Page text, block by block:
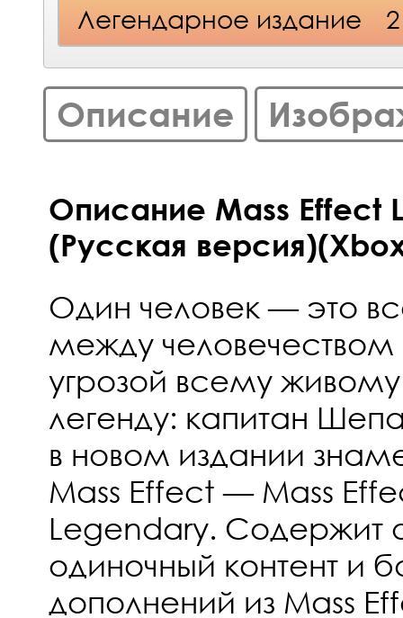
Легендарное издание
Описание
Описание Mass Effect
(Русская
Один человек — это
между
угрозой всему
легенду: капитан
в новом издании
Mass Effect — Mass
Legendary. Содержит
одиночный контент и
дополнений из Mass